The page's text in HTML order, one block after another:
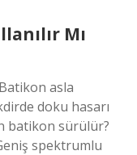
Mı
asla
doku hasarı
batikon sürülür?
spektrumlu